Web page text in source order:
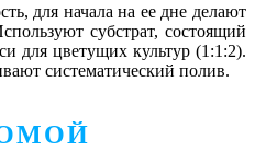
для начала на ее дне делают
субстрат, состоящий
для цветущих культур (1:1:2).
систематический полив.